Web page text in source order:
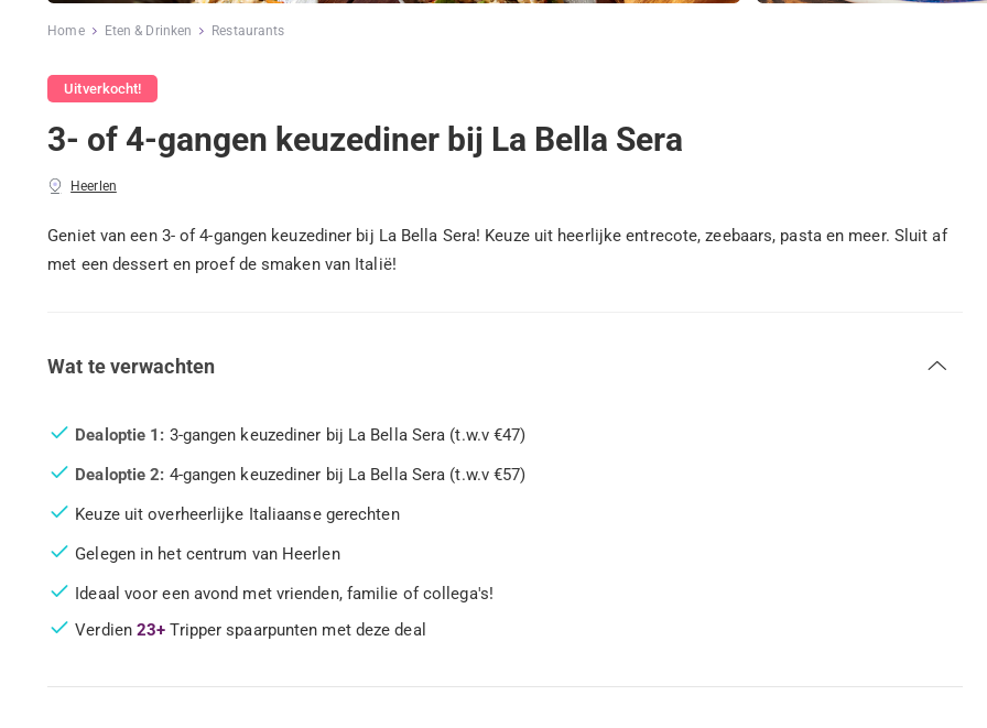
Home Eten & Drinken Restaurants
Uitverkocht!
3- of 4-gangen keuzediner bij La Bella Sera
Heerlen
Geniet van een 3- of 4-gangen keuzediner bij La Bella Sera! Keuze uit heerlijke entrecote, zeebaars, pasta en meer. Sluit af
met een dessert en proef de smaken van Italië!
Wat te verwachten
Dealoptie 1: 3-gangen keuzediner bij La Bella Sera (t.w.v €47)
Dealoptie 2: 4-gangen keuzediner bij La Bella Sera (t.w.v €57)
Keuze uit overheerlijke Italiaanse gerechten
Gelegen in het centrum van Heerlen
Ideaal voor een avond met vrienden, familie of collega's!
Verdien23+ Tripper spaarpunten met deze deal